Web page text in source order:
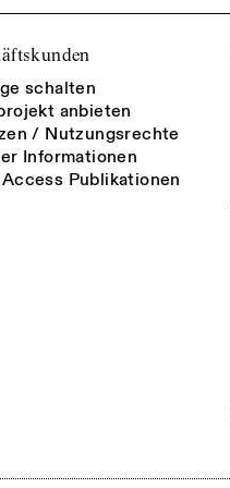
schalten
anbieten
/ Nutzungsrechte
Informationen
Publikationen